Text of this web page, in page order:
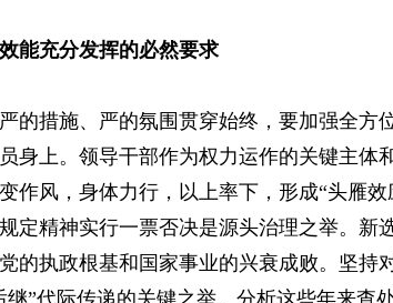
能充分发挥的必然要求
的措施、严的氛围贯穿始终，要加强全方
身上。领导干部作为权力运作的关键主体
作风，身体力行，以上率下，形成“头雁
定精神实行一票否决是源头治理之举。新
的执政根基和国家事业的兴衰成败。坚持
”代际传递的关键之举。分析这些年来查